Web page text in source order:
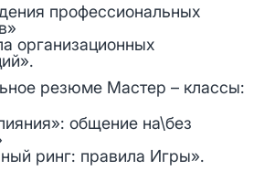
профессиональных
организационных
резюме Мастер – классы:
общение на\без
ринг: правила Игры».